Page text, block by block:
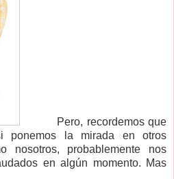
Pero, recordemos que
ponemos la mirada en otros
nosotros, probablemente nos
en algún momento. Mas